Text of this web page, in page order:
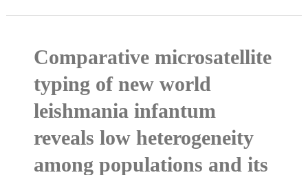
Comparative microsatellite
typing of new world
leishmania infantum
reveals low heterogeneity
among populations and its